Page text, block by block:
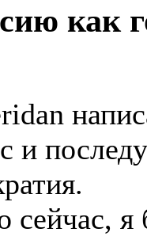
как
и
сейчас,